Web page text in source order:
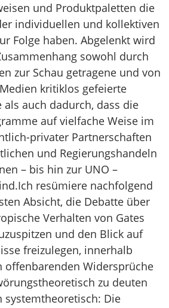
und Produktpaletten die
individuellen und kollektiven
Folge haben. Abgelenkt wird
sowohl durch
zur Schau getragene und von
kritiklos gefeierte
auch dadurch, dass die
auf vielfache Weise im
privater Partnerschaften
und Regierungshandeln
– bis hin zur UNO –
resümiere nachfolgend
Absicht, die Debatte über
Verhalten von Gates
und den Blick auf
freizulegen, innerhalb
offenbarenden Widersprüche
zu deuten
systemtheoretisch: Die